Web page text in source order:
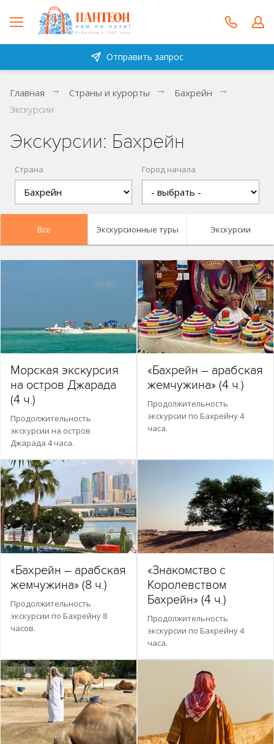
Отправить запрос
Главная Страны и курорты
Бахрейн
Экскурсии
Экскурсии: Бахрейн
Страна Город начала
Все Экскурсионные туры Экскурсии
Морская экскурсия
на остров Джарада
(4 ч.)
Продолжительность
экскурсии на остров
Джарада 4 часа.
«Бахрейн – арабская
жемчужина» (4 ч.)
Продолжительность
экскурсии по Бахрейну 4
часа.
«Бахрейн – арабская
жемчужина» (8 ч.)
Продолжительность
экскурсии по Бахрейну 8
часов.
«Знакомство с
Королевством
Бахрейн» (4 ч.)
Продолжительность
экскурсии по Бахрейну 4
часа.